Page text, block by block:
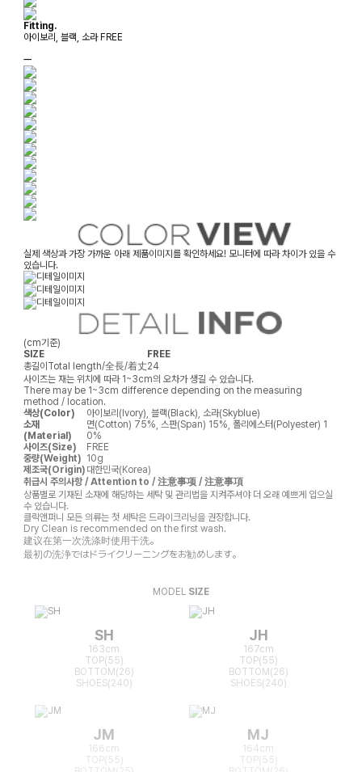
Fitting.
아이보리, 블랙, 소라 FREE
ㅡ
실제 색상과 가장 가까운 아래 제품이미지를 확인하세요! 모니터에 따라 차이가 있을 수
있습니다.
(cm기준)
SIZE
FREE
총길이Total length/全長/着丈24
사이즈는 재는 위치에 따라 1~3cm의 오차가 생길 수 있습니다.
There may be 1~3cm difference depending on the measuring
method / location.
색상(Color)
아이보리(Ivory), 블랙(Black), 소라(Skyblue)
소재
(Material)
면(Cotton) 75%, 스판(Span) 15%, 폴리에스터(Polyester) 1
0%
사이즈(Size)
FREE
중량(Weight) 10g
제조국(Origin) 대한민국(Korea)
취급시 주의사항 / Attention to / 注意事项 / 注意事項
상품별로 기재된 소재에 해당하는 세탁 및 관리법을 지켜주셔야 더 오래 예쁘게 입으실
수 있습니다.
클릭앤퍼니 모든 의류는 첫 세탁은 드라이크리닝을 권장합니다.
Dry Clean is recommended on the first wash.
建议在第一次洗涤时使用干洗。
最初の洗浄ではドライクリーニングをお勧めします。
MODEL SIZE
SH
163cm
TOP(55)
BOTTOM(26)
SHOES(240)
JH
167cm
TOP(55)
BOTTOM(26)
SHOES(240)
JM
166cm
TOP(55)
MJ
164cm
TOP(55)